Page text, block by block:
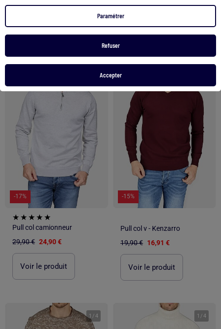
Paramétrer
Refuser
Accepter
19,90 € 16,91 €
Voir le produit
27,90 € 22,90 €
Voir le produit
1/5
-17%
Pull col camionneur
29,90 € 24,90 €
Voir le produit
1/4
-15%
Pull col v - Kenzarro
19,90 € 16,91 €
Voir le produit
1 /4 1 /4